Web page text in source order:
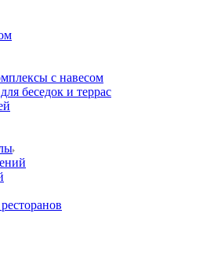
с навесом
беседок и террас